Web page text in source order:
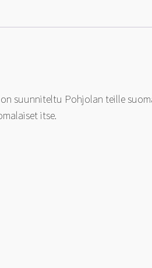
suunniteltu Pohjolan teille
itse.